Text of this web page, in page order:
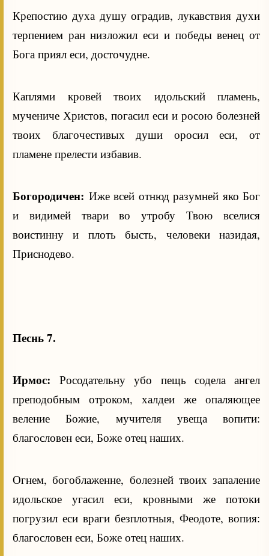
Крепостию духа душу оградив, лукавствия духи
терпением ран низложил еси и победы венец от
Бога приял еси, досточудне.
Каплями кровей твоих идольский пламень,
мучениче Христов, погасил еси и росою болезней
твоих благочестивых души оросил еси, от
пламене прелести избавив.
Богородичен: Иже всей отнюд разумней яко Бог
и видимей твари во утробу Твою вселися
воистинну и плоть бысть, человеки назидая,
Приснодево.
Песнь 7.
Ирмос:Росодательну убо пещь содела ангел
преподобным отроком, халдеи же опаляющее
веление Божие, мучителя увеща вопити:
благословен еси, Боже отец наших.
Огнем, богоблаженне, болезней твоих запаление
идольское угасил еси, кровными же потоки
погрузил еси враги безплотныя, Феодоте, вопия:
благословен еси, Боже отец наших.